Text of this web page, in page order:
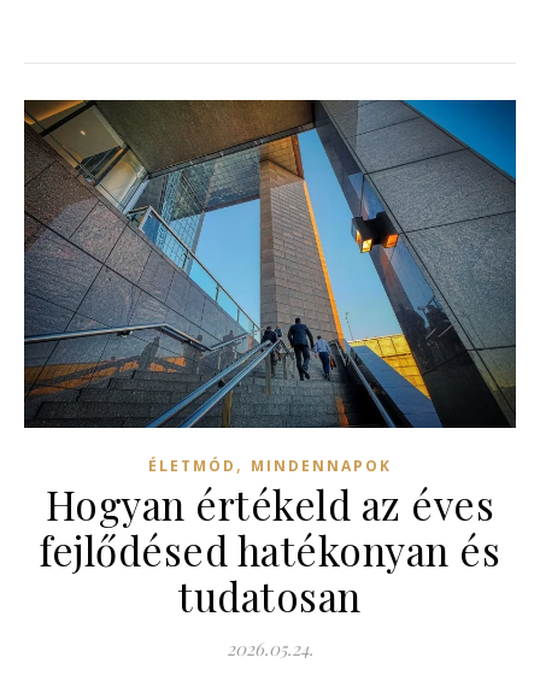
ÉLETMÓD , MINDENNAPOK
Hogyan értékeld az éves
fejlődésed hatékonyan és
tudatosan
2026.05.24.